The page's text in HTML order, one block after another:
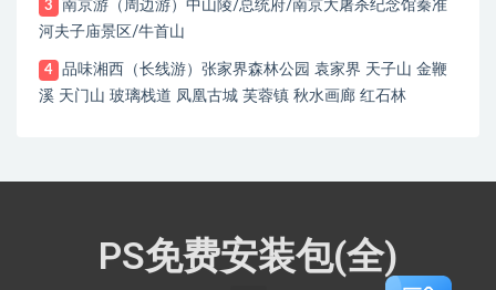
3
南京游（周边游）中山陵/总统府/南京大屠杀纪念馆秦准
河夫子庙景区/牛首山
4
品味湘西（长线游）张家界森林公园 袁家界 天子山 金鞭
溪 天门山 玻璃栈道 凤凰古城 芙蓉镇 秋水画廊 红石林
PS免费安装包(全)